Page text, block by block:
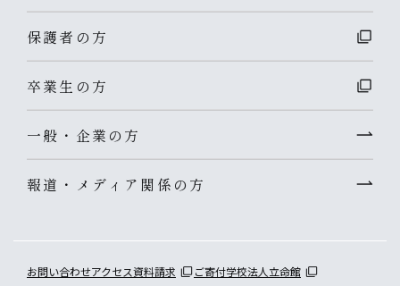
保護者の方
卒業生の方
一般・企業の方
報道・メディア関係の方
お問い合わせアクセス資料請求 ご寄付学校法人立命館